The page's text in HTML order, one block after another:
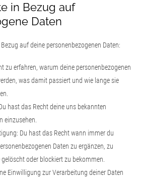
in Bezug auf
Daten
auf deine personenbezogenen Daten:
zu erfahren, warum deine personenbezogenen
was damit passiert und wie lange sie
hast das Recht deine uns bekannten
einzusehen.
Du hast das Recht wann immer du
Daten zu ergänzen, zu
oder blockiert zu bekommen.
Einwilligung zur Verarbeitung deiner Daten